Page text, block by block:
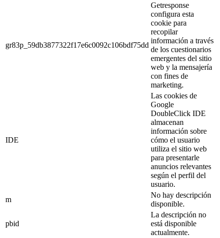
gr83p_59db3877322f17e6c0092c106bdf75dd
Getresponse
configura esta
cookie para
recopilar
información a través
de los cuestionarios
emergentes del sitio
web y la mensajería
con fines de
marketing.
IDE
Las cookies de
Google
DoubleClick IDE
almacenan
información sobre
cómo el usuario
utiliza el sitio web
para presentarle
anuncios relevantes
según el perfil del
usuario.
m
No hay descripción
disponible.
pbid
La descripción no
está disponible
actualmente.